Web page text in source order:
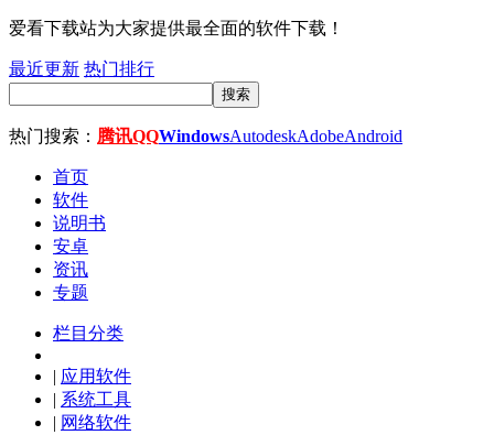
爱看下载站为大家提供最全面的软件下载！
最近更新 热门排行
搜索
热门搜索： 腾讯QQWindowsAutodeskAdobeAndroid
首页
软件
说明书
安卓
资讯
专题
栏目分类
| 应用软件
| 系统工具
| 网络软件